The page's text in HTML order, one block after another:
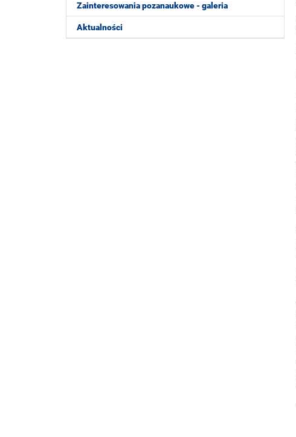
Zainteresowania pozanaukowe - galeria
Aktualności